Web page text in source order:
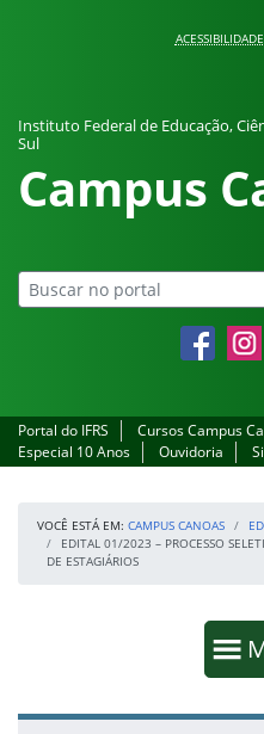
ACESSIBILIDADE
Instituto Federal de Educação,
Sul
Campus
Facebook
Portal do IFRS Cursos Campus
Especial 10 Anos
Ouvidoria
VOCÊ ESTÁ EM: CAMPUS CANOAS
EDITAL 01/2023 – PROCESSO
DE ESTAGIÁRIOS
Fim da navegação
Início do conteúdo